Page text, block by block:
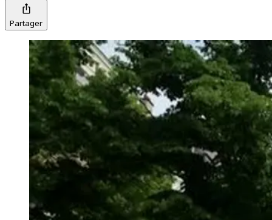
Partager